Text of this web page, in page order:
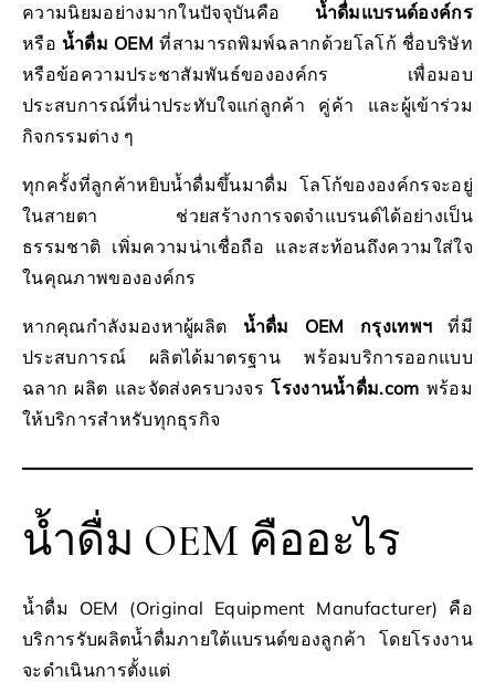
ความนิยมอย่างมากในปัจจุบันคือ น้ำดื่มแบรนด์องค์กร
หรือ น้ำดื่ม OEM ที่สามารถพิมพ์ฉลากด้วยโลโก้ ชื่อบริษัท
หรือข้อความประชาสัมพันธ์ขององค์กร เพื่อมอบ
ประสบการณ์ที่น่าประทับใจแก่ลูกค้า คู่ค้า และผู้เข้าร่วม
กิจกรรมต่าง ๆ
ทุกครั้งที่ลูกค้าหยิบน้ำดื่มขึ้นมาดื่ม โลโก้ขององค์กรจะอยู่
ในสายตา ช่วยสร้างการจดจำแบรนด์ได้อย่างเป็น
ธรรมชาติ เพิ่มความน่าเชื่อถือ และสะท้อนถึงความใส่ใจ
ในคุณภาพขององค์กร
หากคุณกำลังมองหาผู้ผลิต น้ำดื่ม OEM กรุงเทพฯ ที่มี
ประสบการณ์ ผลิตได้มาตรฐาน พร้อมบริการออกแบบ
ฉลาก ผลิต และจัดส่งครบวงจรโรงงานน้ำดื่ม.com พร้อม
ให้บริการสำหรับทุกธุรกิจ
น้ำดื่ม OEM คืออะไร
น้ำดื่ม OEM (Original Equipment Manufacturer) คือ
บริการรับผลิตน้ำดื่มภายใต้แบรนด์ของลูกค้า โดยโรงงาน
จะดำเนินการตั้งแต่